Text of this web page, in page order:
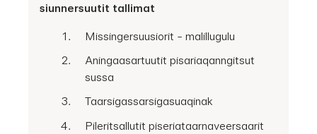
siunnersuutit tallimat
Missingersuusiorit - malillugulu
Aningaasartuutit pisariaqanngitsut
sussa
Taarsigassarsigasuaqinak
Pileritsallutit piseriataarnaveersaarit